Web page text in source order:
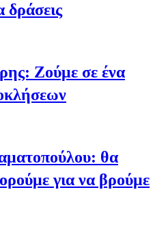
δράσεις
Ζούμε σε ένα
θα
για να βρούμε